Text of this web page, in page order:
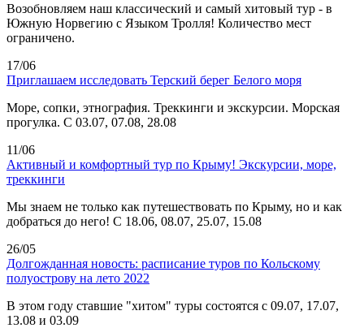
Возобновляем наш классический и самый хитовый тур - в
Южную Норвегию с Языком Тролля! Количество мест
ограничено.
17/06
Приглашаем исследовать Терский берег Белого моря
Море, сопки, этнография. Треккинги и экскурсии. Морская
прогулка. С 03.07, 07.08, 28.08
11/06
Активный и комфортный тур по Крыму! Экскурсии, море,
треккинги
Мы знаем не только как путешествовать по Крыму, но и как
добраться до него! С 18.06, 08.07, 25.07, 15.08
26/05
Долгожданная новость: расписание туров по Кольскому
полуострову на лето 2022
В этом году ставшие "хитом" туры состоятся с 09.07, 17.07,
13.08 и 03.09